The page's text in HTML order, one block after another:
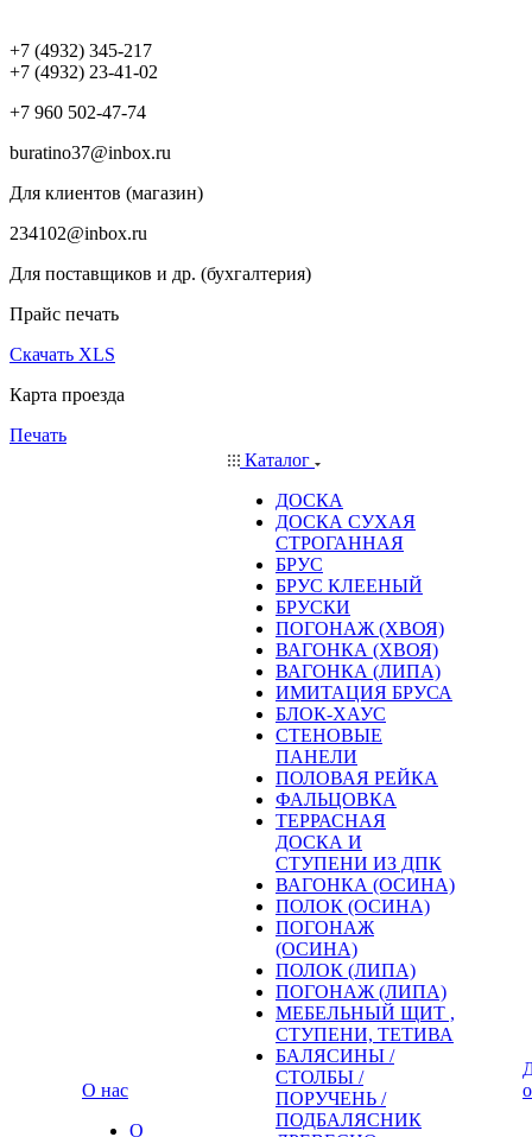
+7 (4932) 345-217
+7 (4932) 23-41-02
+7 960 502-47-74
buratino37@inbox.ru
Для клиентов (магазин)
234102@inbox.ru
Для поставщиков и др. (бухгалтерия)
Прайс печать
Скачать XLS
Карта проезда
Печать
О нас
О
Каталог
ДОСКА
ДОСКА СУХАЯ
СТРОГАННАЯ
БРУС
БРУС КЛЕЕНЫЙ
БРУСКИ
ПОГОНАЖ (ХВОЯ)
ВАГОНКА (ХВОЯ)
ВАГОНКА (ЛИПА)
ИМИТАЦИЯ БРУСА
БЛОК-ХАУС
СТЕНОВЫЕ
ПАНЕЛИ
ПОЛОВАЯ РЕЙКА
ФАЛЬЦОВКА
ТЕРРАСНАЯ
ДОСКА И
СТУПЕНИ ИЗ ДПК
ВАГОНКА (ОСИНА)
ПОЛОК (ОСИНА)
ПОГОНАЖ
(ОСИНА)
ПОЛОК (ЛИПА)
ПОГОНАЖ (ЛИПА)
МЕБЕЛЬНЫЙ ЩИТ ,
СТУПЕНИ, ТЕТИВА
БАЛЯСИНЫ /
СТОЛБЫ /
ПОРУЧЕНЬ /
ПОДБАЛЯСНИК